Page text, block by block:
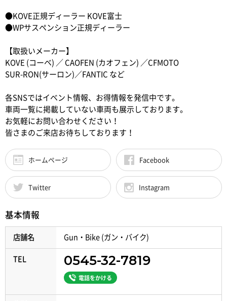
●KOVE正規ディーラー KOVE富士
●WPサスペンション正規ディーラー
【取扱いメーカー】
KOVE (コーベ) ／ CAOFEN (カオフェン) ／CFMOTO
SUR-RON(サーロン)／FANTIC など
各SNSではイベント情報、お得情報を発信中です。
車両一覧に掲載していない車両も展示しております。
お気軽にお問い合わせください！
皆さまのご来店お待ちしております！
ホームページ Facebook
Twitter Instagram
基本情報
店舗名 Gun・Bike (ガン・バイク)
TEL 0545-32-7819
電話をかける